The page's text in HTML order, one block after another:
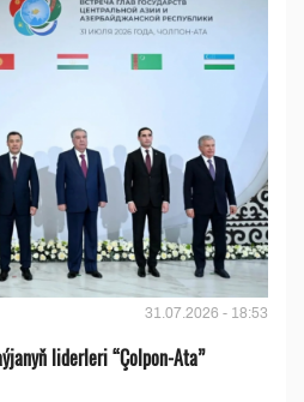
31.07.2026 - 18:53
liderleri “Çolpon-Ata”